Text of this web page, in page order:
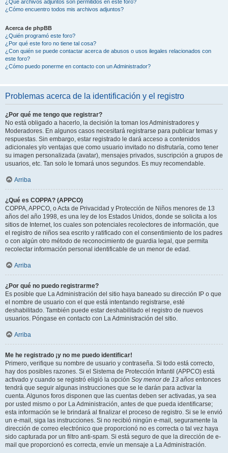
¿Qué archivos adjuntos son permitidos en este foro?
¿Cómo encuentro todos mis archivos adjuntos?
Acerca de phpBB
¿Quién programó este foro?
¿Por qué este foro no tiene tal cosa?
¿Con quién se puede contactar acerca de abusos o usos ilegales relacionados con
este foro?
¿Cómo puedo ponerme en contacto con un Administrador?
Problemas acerca de la identificación y el registro
¿Por qué me tengo que registrar?
No está obligado a hacerlo, la decisión la toman los Administradores y
Moderadores. En algunos casos necesitará registrarse para publicar temas y
respuestas. Sin embargo, estar registrado le dará acceso a contenidos
adicionales y/o ventajas que como usuario invitado no disfrutaría, como tener
su imagen personalizada (avatar), mensajes privados, suscripción a grupos de
usuarios, etc. Tan solo le tomará unos segundos. Es muy recomendable.
Arriba
¿Qué es COPPA? (APPCO)
COPPA, APPCO, o Acta de Privacidad y Protección de Niños menores de 13
años del año 1998, es una ley de los Estados Unidos, donde se solicita a los
sitios de Internet, los cuales son potenciales recolectores de información, que
el registro de niños sea escrito y ratificado con el consentimiento de los padres
o con algún otro método de reconocimiento de guardia legal, que permita
recolectar información personal identificable de un menor de edad.
Arriba
¿Por qué no puedo registrarme?
Es posible que La Administración del sitio haya baneado su dirección IP o que
el nombre de usuario con el que está intentando registrarse, esté
deshabilitado. También puede estar deshabilitado el registro de nuevos
usuarios. Póngase en contacto con La Administración del sitio.
Arriba
Me he registrado ¡y no me puedo identificar!
Primero, verifique su nombre de usuario y contraseña. Si todo está correcto,
hay dos posibles razones. Si el Sistema de Protección Infantil (APPCO) está
activado y cuando se registró eligió la opción Soy menor de 13 años entonces
tendrá que seguir algunas instrucciones que se le darán para activar la
cuenta. Algunos foros disponen que las cuentas deben ser activadas, ya sea
por usted mismo o por La Administración, antes de que pueda identificarse;
esta información se le brindará al finalizar el proceso de registro. Si se le envió
un e-mail, siga las instrucciones. Si no recibió ningún e-mail, seguramente la
dirección de correo electrónico que proporcionó no es correcta o tal vez haya
sido capturada por un filtro anti-spam. Si está seguro de que la dirección de e-
mail que proporcionó es correcta, envíe un mensaje a La Administración.